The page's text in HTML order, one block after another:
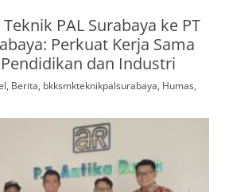
PAL Surabaya ke PT
Perkuat Kerja Sama
dan Industri
, Berita, bkksmkteknikpalsurabaya, Humas,